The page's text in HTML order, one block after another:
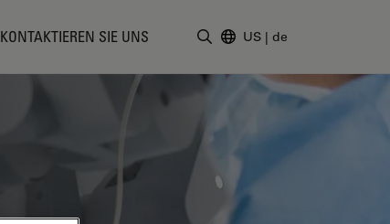
KONTAKTIEREN SIE UNS US | de